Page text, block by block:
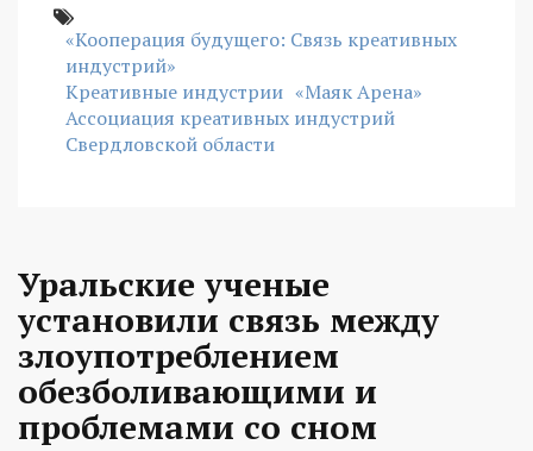
«Кооперация будущего: Связь креативных
индустрий»
Креативные индустрии «Маяк Арена»
Ассоциация креативных индустрий
Свердловской области
Уральские ученые
установили связь между
злоупотреблением
обезболивающими и
проблемами со сном